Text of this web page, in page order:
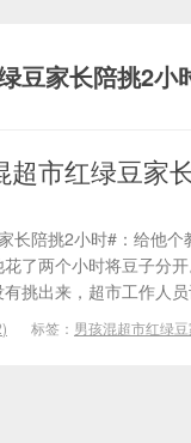
豆家长陪挑2小
超市红绿豆家
长陪挑2小时#：给他
了两个小时将豆子分
挑出来，超市工作人员
) 标签： 男孩混超市红绿